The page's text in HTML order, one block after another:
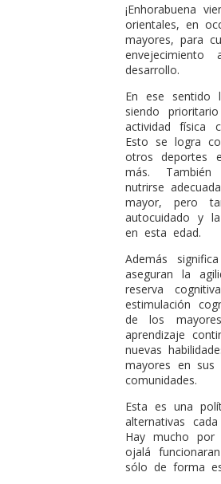
¡Enhorabuena
orientales, en
mayores, para
desarrollo.
En ese sentido
siendo
actividad física
Esto se logra
otros deportes
más.
nutrirse
mayor, pero
autocuidado y
en esta edad.
Además
aseguran la
reserva
estimulación
de los
aprendizaje
nuevas
mayores en sus
comunidades.
Esta es una
alternativas
Hay mucho por
ojalá
sólo de forma